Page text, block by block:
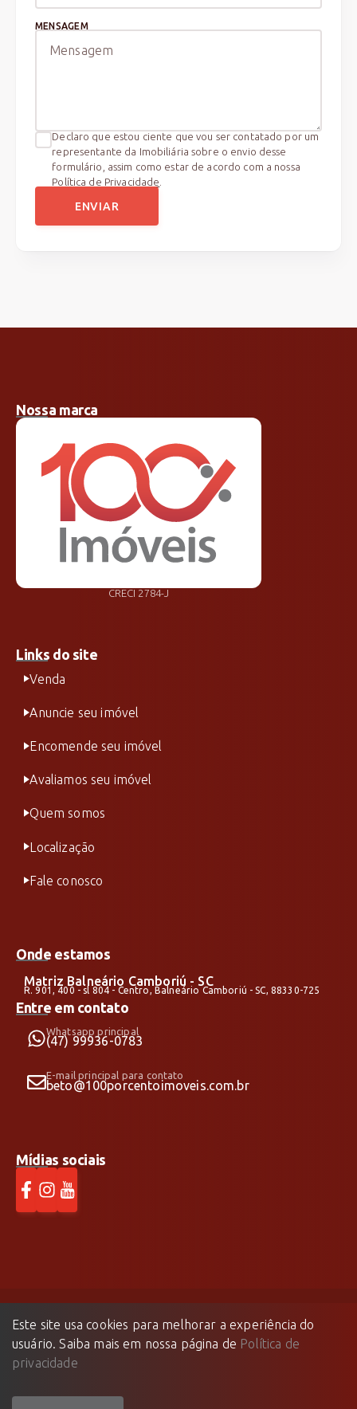
MENSAGEM
Declaro que estou ciente que vou ser contatado por um
representante da Imobiliária sobre o envio desse
formulário, assim como estar de acordo com a nossa
Política de Privacidade
ENVIAR
Nossa marca
CRECI 2784-J
Links do site
Venda
Anuncie seu imóvel
Encomende seu imóvel
Avaliamos seu imóvel
Quem somos
Localização
Fale conosco
Onde estamos
Matriz Balneário Camboriú - SC
R. 901, 400 - sl 804 - Centro, Balneário Camboriú - SC, 88330-725
Entre em contato
Whatsapp principal
(47) 99936-0783
E-mail principal para contato
beto@100porcentoimoveis.com.br
Mídias sociais
100% Imóveis©2026 - Todos os direitos reservados.
Este site usa cookies para melhorar a experiência do
usuário. Saiba mais em nossa página de Política de
privacidade